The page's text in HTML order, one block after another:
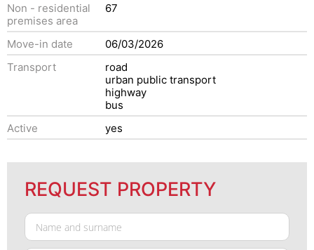
Non - residential
premises area
67
Move-in date
06/03/2026
Transport
road
urban public transport
highway
bus
Active
yes
REQUEST PROPERTY